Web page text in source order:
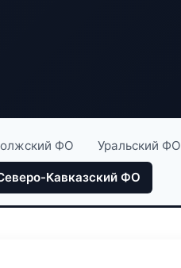
ФО Уральский ФО
Кавказский ФО